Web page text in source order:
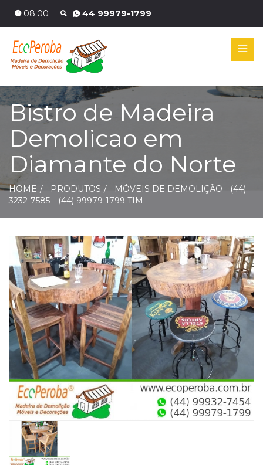
08:00 44 99979-1799
Bistro de Madeira
Demolicao em
Diamante do Norte
HOME PRODUTOS MÓVEIS DE DEMOLIÇÃO
(44)
3232-7585
(44) 99979-1799 TIM